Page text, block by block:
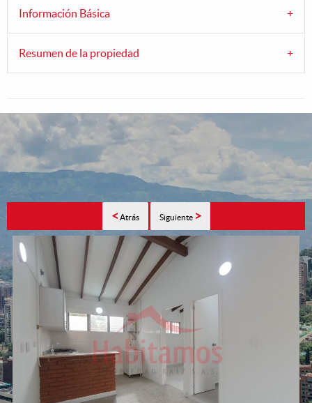
Información Básica
Resumen de la propiedad
< Atrás Siguiente >